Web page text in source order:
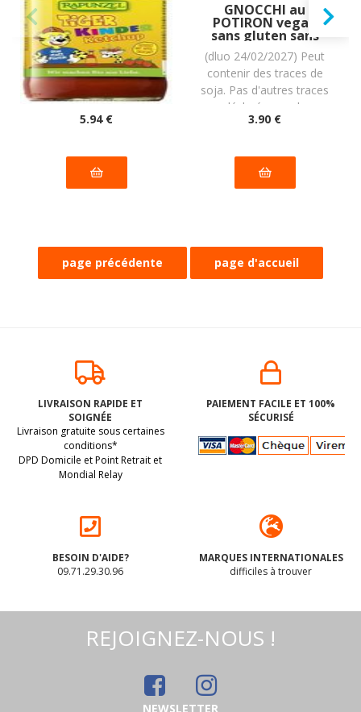
SAUCE KETCHUP
TIGER BIO vegan
sans allergènes
Rapunzel : 450
grammes
(dluo 27/09/2027) BIO.
Sans les 14 allergènes
majeurs
5.94 €
GNOCCHI au
POTIRON vegan
sans gluten sans
lait sans oeufs sans
coque sans
arachide : (2x200g)
= 400 grammes
(dluo 24/02/2027) Peut
contenir des traces de
soja. Pas d'autres traces
déclarées par le
fabricant
3.90 €
MIX BROWNIES aux
NOIR BIO vegan
sans allergènes
sans maïs Exquidia :
350 grammes
BIO. Sans les 14
allergènes majeurs
Bonbons en forme
Bääärchen) BIO
sans allergènes
Biobon : 100g
Sans les 14 allergènes
LIVRAISON RAPIDE ET
SOIGNÉE
Livraison gratuite sous certaines
conditions*
DPD Domicile et Point Retrait et
Mondial Relay
PAIEMENT FACILE ET 100%
SÉCURISÉ
BESOIN D'AIDE?
09.71.29.30.96
MARQUES INTERNATIONALES
difficiles à trouver
REJOIGNEZ-NOUS !
NEWSLETTER